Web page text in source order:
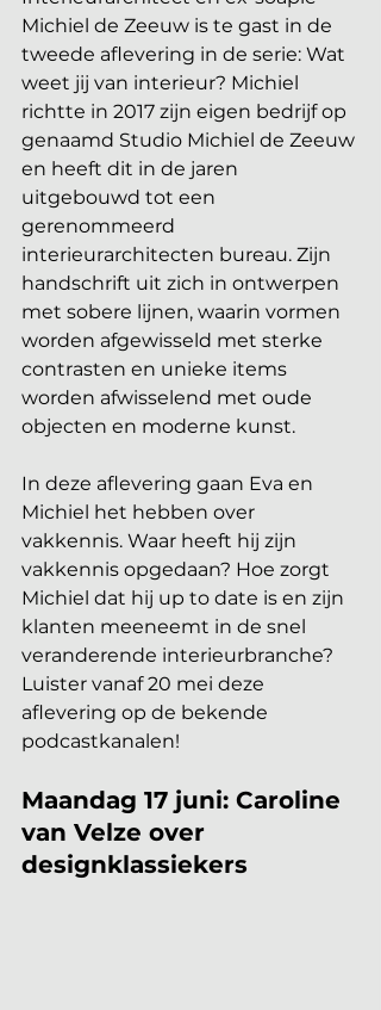
Michiel de Zeeuw is te gast in de
tweede aflevering in de serie: Wat
weet jij van interieur? Michiel
richtte in 2017 zijn eigen bedrijf op
genaamd Studio Michiel de Zeeuw
en heeft dit in de jaren
uitgebouwd tot een
gerenommeerd
interieurarchitecten bureau. Zijn
handschrift uit zich in ontwerpen
met sobere lijnen, waarin vormen
worden afgewisseld met sterke
contrasten en unieke items
worden afwisselend met oude
objecten en moderne kunst.
In deze aflevering gaan Eva en
Michiel het hebben over
vakkennis. Waar heeft hij zijn
vakkennis opgedaan? Hoe zorgt
Michiel dat hij up to date is en zijn
klanten meeneemt in de snel
veranderende interieurbranche?
Luister vanaf 20 mei deze
aflevering op de bekende
podcastkanalen!
Maandag 17 juni: Caroline
van Velze over
designklassiekers